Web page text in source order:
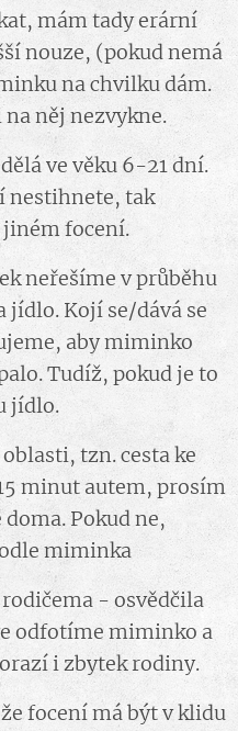
mám tady erární
nouze, (pokud nemá
na chvilku dám.
něj nezvykne.
ve věku 6-21 dní.
nestihnete, tak
jiném focení.
neřešíme v průběhu
jídlo. Kojí se/dává se
aby miminko
Tudíž, pokud je to
jídlo.
tzn. cesta ke
minut autem, prosím
Pokud ne,
miminka 🤍
- osvědčila
odfotíme miminko a
i zbytek rodiny.
focení má být v klidu